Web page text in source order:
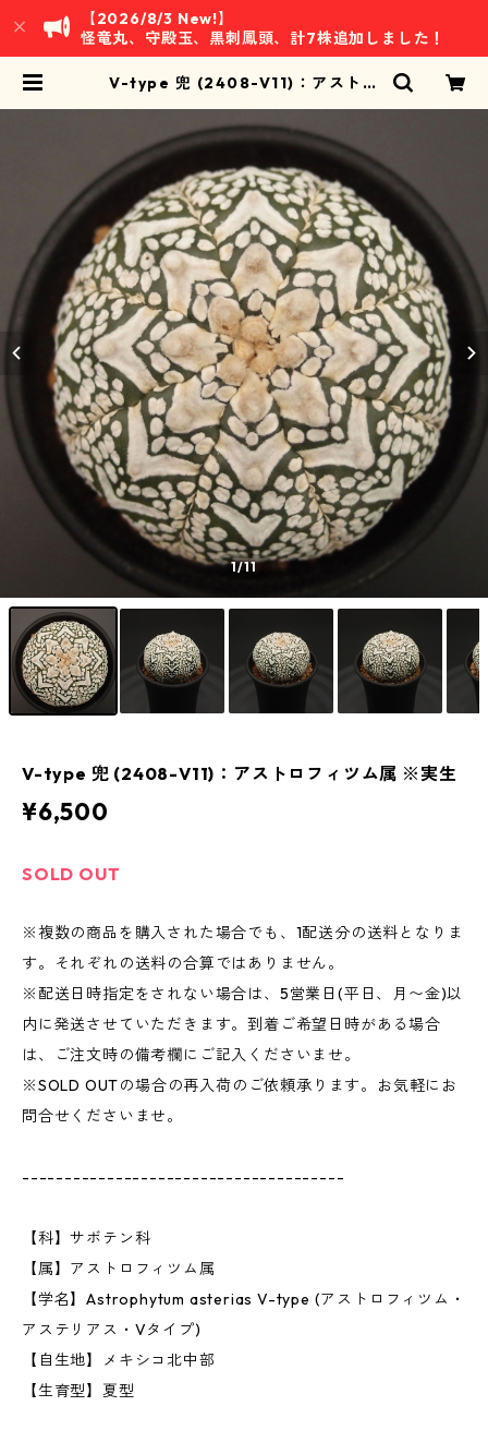
【2026/8/3 New!】
怪竜丸、守殿玉、黒刺鳳頭、計7株追加しました！
V-type 兜 (2408-V11)：アストロ
1/11
V-type 兜 (2408-V11)：アストロフィツム属 ※実生
¥6,500
SOLD OUT
※複数の商品を購入された場合でも、1配送分の送料となりま
す。それぞれの送料の合算ではありません。
※配送日時指定をされない場合は、5営業日(平日、月〜金)以
内に発送させていただきます。到着ご希望日時がある場合
は、ご注文時の備考欄にご記入くださいませ。
※SOLD OUTの場合の再入荷のご依頼承ります。お気軽にお
問合せくださいませ。
--------------------------------------
【科】サボテン科
【属】アストロフィツム属
【学名】Astrophytum asterias V-type (アストロフィツム・
アステリアス・Vタイプ)
【自生地】メキシコ北中部
【生育型】夏型